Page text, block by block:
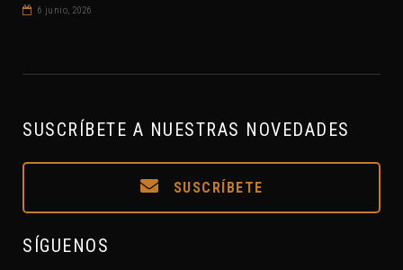
6 junio, 2026
SUSCRÍBETE A NUESTRAS NOVEDADES
SUSCRÍBETE
SÍGUENOS